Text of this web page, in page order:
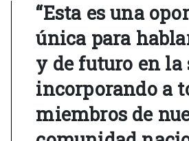
“Esta es una
única para
y de futuro en la
incorporando a
miembros de